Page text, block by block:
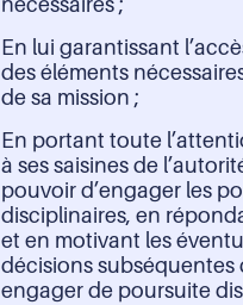
nécessaires ;
En lui garantissant
des éléments
de sa mission ;
En portant toute
à ses saisines de
pouvoir d’engager les
disciplinaires, en
et en motivant les
décisions subséquentes
engager de poursuite